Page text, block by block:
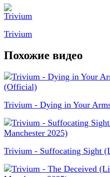
Trivium
Похожие видео
Trivium - Dying in Your
Trivium - Suffocating Sight